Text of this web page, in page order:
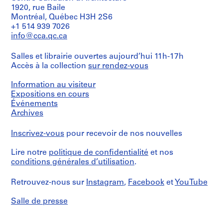
I
-
u
n
i
d
é
e
e
n
r
,
4
2
o
e
m
b
r
1
9
8
8
AP066.S5.D2
-
4
a
o
t
1
9
9
6
AP066.S5.D4
s
i
t
i
n
"
,
1
9
8
AP066.S5.D5
7
]
AP066.S6
é
r
i
e
(
s
:
o
s
i
r
1920, rue Baile
Montréal, Québec H3H 2S6
+1 514 939 7026
info@cca.qc.ca
Salles et librairie ouvertes aujourd’hui 11h-17h
Accès à la collection sur rendez-vous
Information au visiteur
Expositions en cours
Événements
Archives
Inscrivez-vous pour recevoir de nos nouvelles
Lire notre politique de confidentialité et nos
conditions générales d’utilisation.
Retrouvez-nous sur Instagram, Facebook et YouTube
Salle de presse